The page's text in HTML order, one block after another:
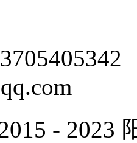
- 2023